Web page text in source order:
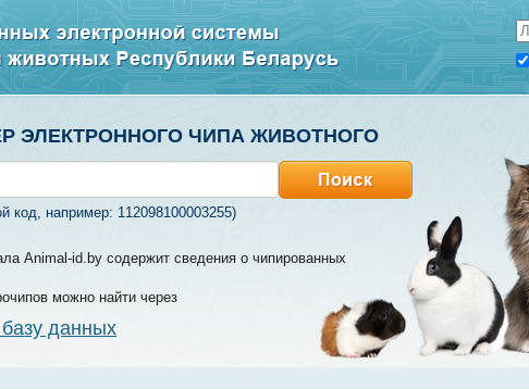
ЭЛЕКТРОННОГО ЧИПА ЖИВОТНОГО
код, например: 112098100003255)
Animal-id.by содержит сведения о чипированных
можно найти через
данных